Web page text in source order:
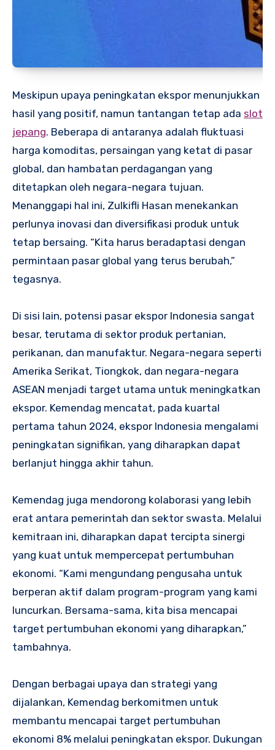
Meskipun upaya peningkatan ekspor menunjukkan
hasil yang positif, namun tantangan tetap ada slot
jepang. Beberapa di antaranya adalah fluktuasi
harga komoditas, persaingan yang ketat di pasar
global, dan hambatan perdagangan yang
ditetapkan oleh negara-negara tujuan.
Menanggapi hal ini, Zulkifli Hasan menekankan
perlunya inovasi dan diversifikasi produk untuk
tetap bersaing. “Kita harus beradaptasi dengan
permintaan pasar global yang terus berubah,”
tegasnya.
Di sisi lain, potensi pasar ekspor Indonesia sangat
besar, terutama di sektor produk pertanian,
perikanan, dan manufaktur. Negara-negara seperti
Amerika Serikat, Tiongkok, dan negara-negara
ASEAN menjadi target utama untuk meningkatkan
ekspor. Kemendag mencatat, pada kuartal
pertama tahun 2024, ekspor Indonesia mengalami
peningkatan signifikan, yang diharapkan dapat
berlanjut hingga akhir tahun.
Kemendag juga mendorong kolaborasi yang lebih
erat antara pemerintah dan sektor swasta. Melalui
kemitraan ini, diharapkan dapat tercipta sinergi
yang kuat untuk mempercepat pertumbuhan
ekonomi. “Kami mengundang pengusaha untuk
berperan aktif dalam program-program yang kami
luncurkan. Bersama-sama, kita bisa mencapai
target pertumbuhan ekonomi yang diharapkan,”
tambahnya.
Dengan berbagai upaya dan strategi yang
dijalankan, Kemendag berkomitmen untuk
membantu mencapai target pertumbuhan
ekonomi 8% melalui peningkatan ekspor. Dukungan